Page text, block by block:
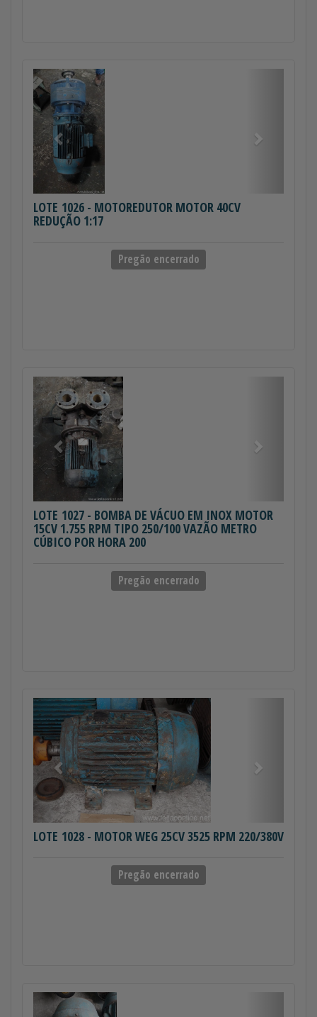
Anterior
LOTE 1026 - MOTOREDUTOR MOTOR 40CV
REDUÇÃO 1:17
Pregão encerrado
Anterior
LOTE 1027 - BOMBA DE VÁCUO EM INOX MOTOR
15CV 1.755 RPM TIPO 250/100 VAZÃO METRO
CÚBICO POR HORA 200
Pregão encerrado
Anterior
LOTE 1028 - MOTOR WEG 25CV 3525 RPM 220/380V
Pregão encerrado
Anterior